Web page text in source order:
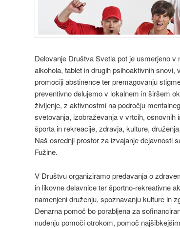
Delovanje Društva Svetla pot je usmerjeno
alkohola, tablet in drugih psihoaktivnih
promociji abstinence ter premagovanju
preventivno delujemo v lokalnem in širšem
življenje, z aktivnostmi na področju
svetovanja, izobraževanja v vrtcih, osnovnih
športa in rekreacije, zdravja, kulture,
Naš osrednji prostor za izvajanje dejavnosti
Fužine.
V Društvu organiziramo predavanja o
in likovne delavnice ter športno-rekreativne
namenjeni druženju, spoznavanju kulture in
Denarna pomoč bo porabljena za
nudenju pomoči otrokom, pomoč